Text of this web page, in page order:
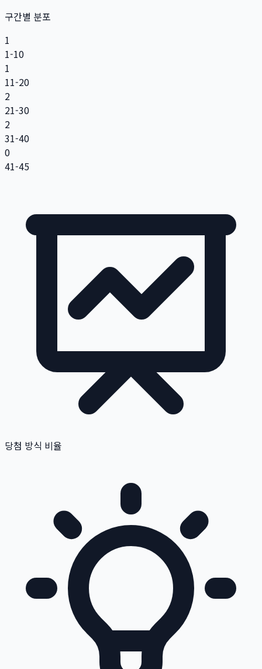
구간별 분포
1
1-10
1
11-20
2
21-30
2
31-40
0
41-45
당첨 방식 비율